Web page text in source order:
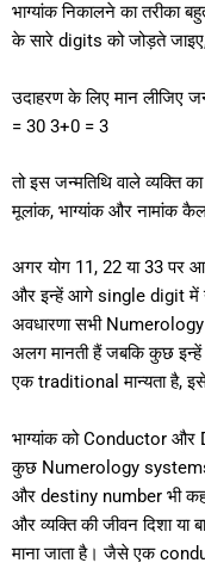
भाग्यांक निकालने का तरीका
के सारे digits को जोड़ते
उदाहरण के लिए मान लीजिए
= 30 3+0 = 3
तो इस जन्मतिथि वाले व्यक्ति
मूलांक, भाग्यांक और नामांक
अगर योग 11, 22 या 33 पर
और इन्हें आगे single digit में
अवधारणा सभी
अलग मानती हैं जबकि कुछ
एक traditional मान्यता है,
भाग्यांक को Conductor और
कुछ Numerology
और destiny number भी
और व्यक्ति की जीवन दिशा या
माना जाता है। जैसे एक